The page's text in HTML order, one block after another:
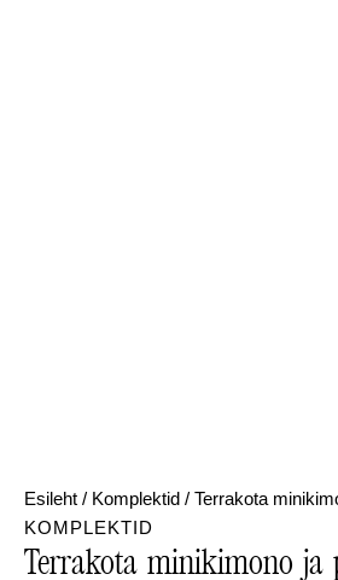
Esileht / Komplektid / Terrakota
KOMPLEKTID
Terrakota minikimono ja